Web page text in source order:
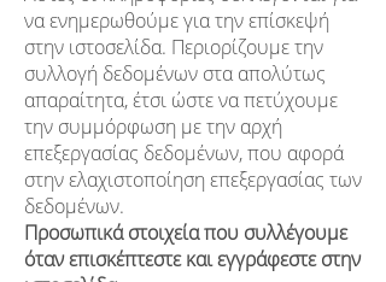
να ενημερωθούμε για την επίσκεψή
στην ιστοσελίδα. Περιορίζουμε την
συλλογή δεδομένων στα απολύτως
απαραίτητα, έτσι ώστε να πετύχουμε
την συμμόρφωση με την αρχή
επεξεργασίας δεδομένων, που αφορά
στην ελαχιστοποίηση επεξεργασίας των
δεδομένων.
Προσωπικά στοιχεία που συλλέγουμε
όταν επισκέπτεστε και εγγράφεστε στην